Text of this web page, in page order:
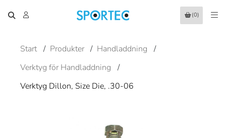
(0)
Start / Produkter / Handladdning
/
Verktyg för Handladdning
/
Verktyg Dillon, Size Die, .30-06